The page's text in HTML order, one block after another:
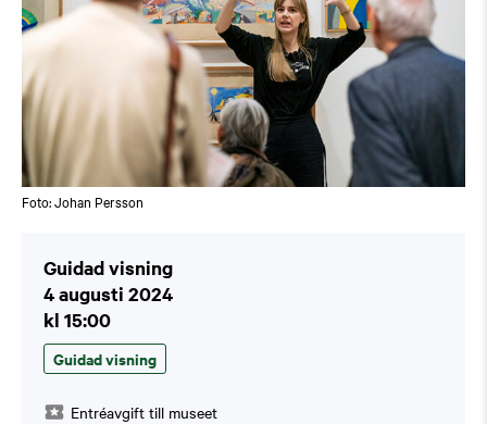
Foto: Johan Persson
Guidad visning
4 augusti 2024
kl 15:00
Guidad visning
Entréavgift till museet